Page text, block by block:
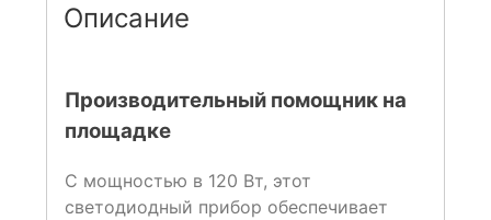
Описание
Производительный помощник на
площадке
С мощностью в 120 Вт, этот
светодиодный прибор обеспечивает